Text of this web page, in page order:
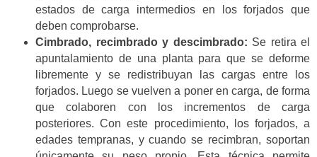
estados de carga intermedios en los forjados que
deben comprobarse.
Cimbrado, recimbrado y descimbrado: Se retira el
apuntalamiento de una planta para que se deforme
libremente y se redistribuyan las cargas entre los
forjados. Luego se vuelven a poner en carga, de forma
que colaboren con los incrementos de carga
posteriores. Con este procedimiento, los forjados, a
edades tempranas, y cuando se recimbran, soportan